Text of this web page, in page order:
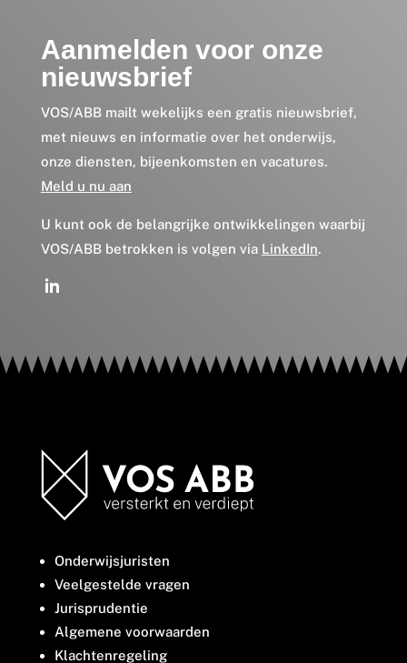
Aanmelden voor onze
nieuwsbrief
VOS/ABB mailt wekelijks een gratis nieuwsbrief,
met nieuws en informatie over het onderwijs,
onze diensten, bijeenkomsten en vacatures.
Meld u nu aan
U kunt ook de belangrijke ontwikkelingen waarbij
VOS/ABB betrokken is volgen via LinkedIn.
Onderwijsjuristen
Veelgestelde vragen
Jurisprudentie
Algemene voorwaarden
Klachtenregeling